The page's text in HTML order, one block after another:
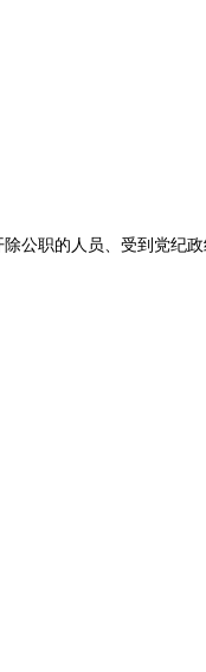
公职的人员、受到党纪